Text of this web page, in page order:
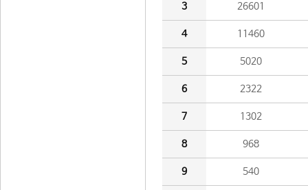
3 26601
4 11460
5 5020
6 2322
7 1302
8 968
9 540